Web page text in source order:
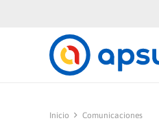
Inicio Comunicaciones